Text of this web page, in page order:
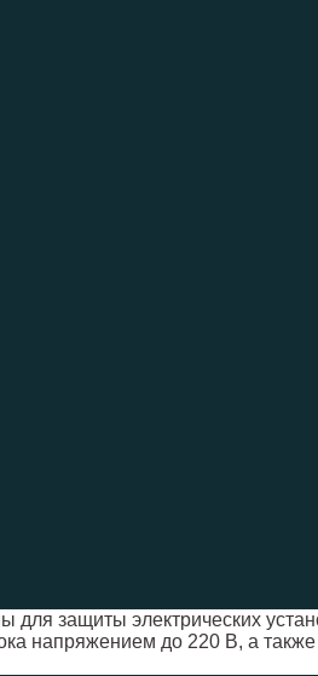
защиты электрических
напряжением до 220 В, а